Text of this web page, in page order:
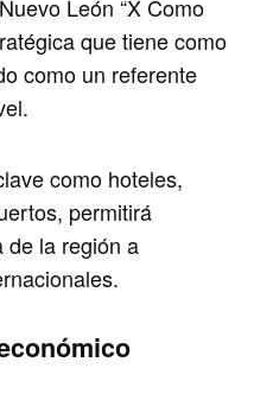
León “X Como
que tiene como
como un referente
como hoteles,
permitirá
de la región a